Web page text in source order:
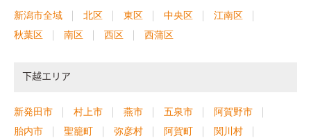
新潟市全域 北区 東区 中央区
江南区
秋葉区
南区 西区 西蒲区
下越エリア
新発田市 村上市 燕市 五泉市
阿賀野市
胎内市
聖籠町 弥彦村 阿賀町
関川村